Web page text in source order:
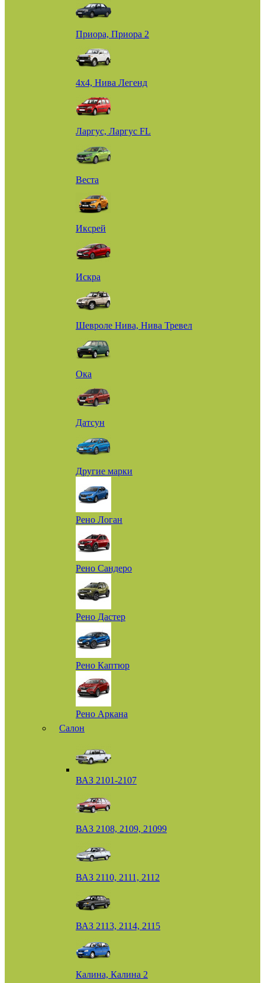
Приора, Приора 2
4х4, Нива Легенд
Ларгус, Ларгус FL
Веста
Иксрей
Искра
Шевроле Нива, Нива Тревел
Ока
Датсун
Другие марки
Рено Логан
Рено Сандеро
Рено Дастер
Рено Каптюр
Рено Аркана
Салон
ВАЗ 2101-2107
ВАЗ 2108, 2109, 21099
ВАЗ 2110, 2111, 2112
ВАЗ 2113, 2114, 2115
Калина, Калина 2